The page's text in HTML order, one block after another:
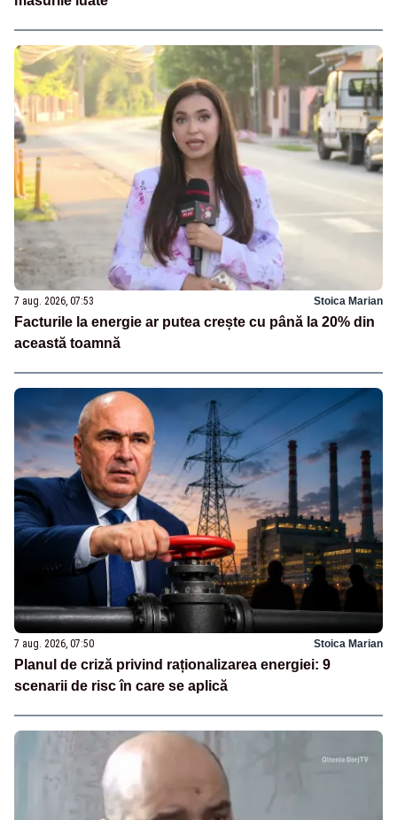
7 aug. 2026, 07:53 Stoica Marian
Facturile la energie ar putea crește cu până la 20% din
această toamnă
7 aug. 2026, 07:50 Stoica Marian
Planul de criză privind raționalizarea energiei: 9
scenarii de risc în care se aplică